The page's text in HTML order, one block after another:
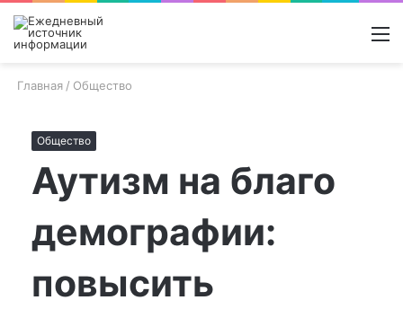
Поиск
Switch
Главная / Общество
Общество
Аутизм на благо
демографии:
повысить